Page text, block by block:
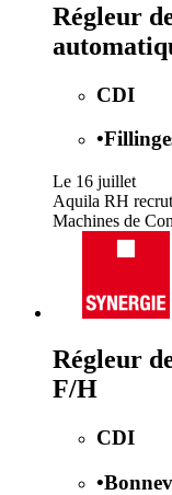
Régleur
CDI
•
Le 16 juillet
Aquila RH
Machines de
Régleur
F/H
CDI
•